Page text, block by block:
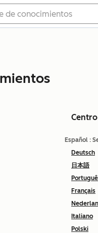
Español :
Deutsch
日本語
Français
Italiano
Polski